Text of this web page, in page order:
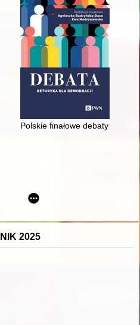
Uniwersytetu Lubelskiego
Polskie finałowe debaty
in the theory and practice of the
2025